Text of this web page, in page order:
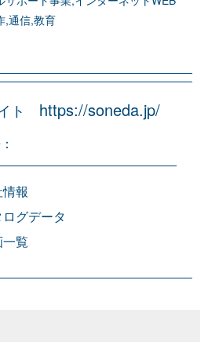
,通信,教育
ト https://soneda.jp/
：
報
ログデータ
覧